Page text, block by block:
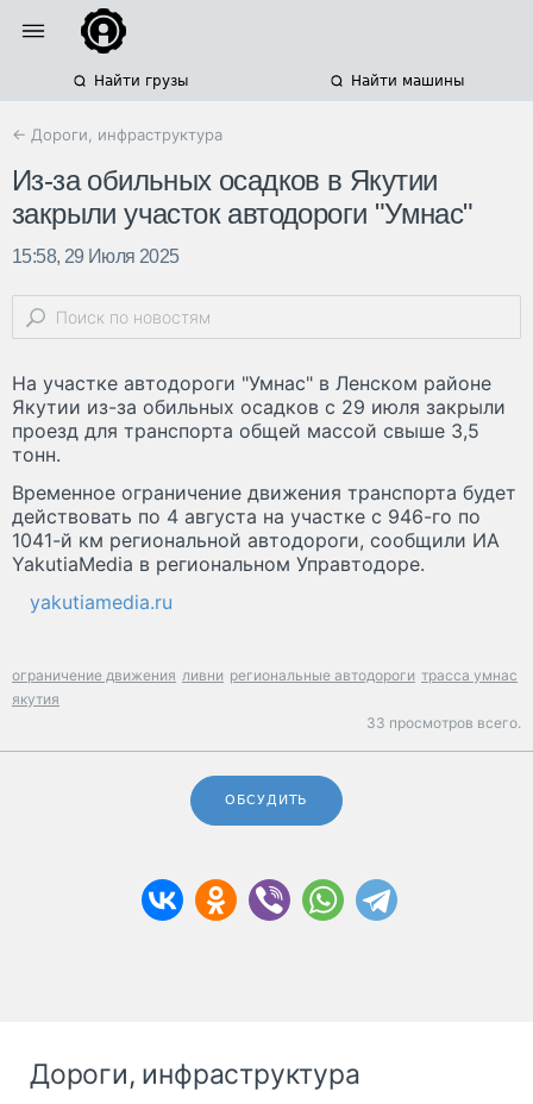
Найти грузы Найти машины
← Дороги, инфраструктура
Из-за обильных осадков в Якутии
закрыли участок автодороги "Умнас"
15:58, 29 Июля 2025
На участке автодороги "Умнас" в Ленском районе
Якутии из-за обильных осадков с 29 июля закрыли
проезд для транспорта общей массой свыше 3,5
тонн.
Временное ограничение движения транспорта будет
действовать по 4 августа на участке с 946-го по
1041-й км региональной автодороги, сообщили ИА
YakutiaMedia в региональном Управтодоре.
yakutiamedia.ru
ограничение движения ливни региональные автодороги трасса умнас
якутия
33 просмотров всего.
ОБСУДИТЬ
Дороги, инфраструктура